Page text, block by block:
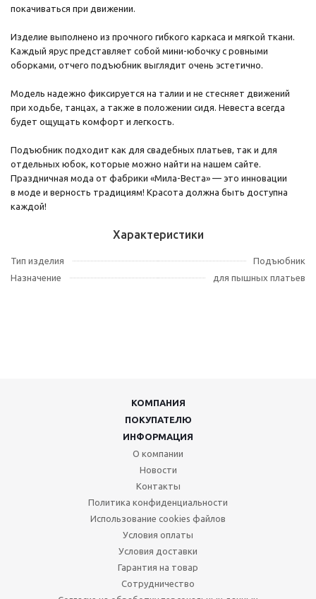
покачиваться при движении.
Изделие выполнено из прочного гибкого каркаса и мягкой ткани.
Каждый ярус представляет собой мини-юбочку с ровными
оборками, отчего подъюбник выглядит очень эстетично.
Модель надежно фиксируется на талии и не стесняет движений
при ходьбе, танцах, а также в положении сидя. Невеста всегда
будет ощущать комфорт и легкость.
Подъюбник подходит как для свадебных платьев, так и для
отдельных юбок, которые можно найти на нашем сайте.
Праздничная мода от фабрики «Мила-Веста» — это инновации
в моде и верность традициям! Красота должна быть доступна
каждой!
Характеристики
Тип изделия
Подъюбник
Назначение
для пышных платьев
КОМПАНИЯ
ПОКУПАТЕЛЮ
ИНФОРМАЦИЯ
О компании
Новости
Контакты
Политика конфиденциальности
Использование cookies файлов
Условия оплаты
Условия доставки
Гарантия на товар
Сотрудничество